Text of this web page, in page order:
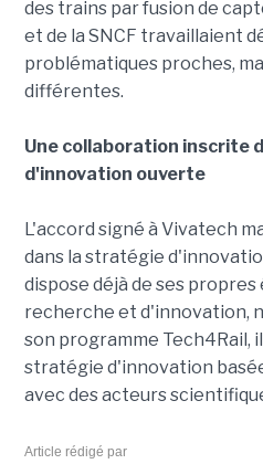
des trains par fusion de
et de la SNCF travaillaient
problématiques proches,
différentes.
Une collaboration inscrite
d'innovation ouverte
L'accord signé à Vivatech
dans la stratégie
dispose déjà de ses
recherche et d'innovation,
son programme Tech4Rail,
stratégie d'innovation
avec des acteurs
Article rédigé par